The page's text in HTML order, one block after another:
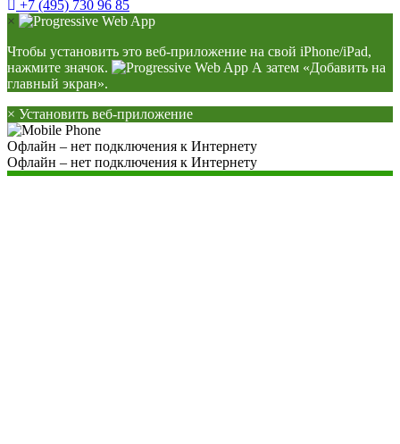
+7 (495) 730 96 85
×
Чтобы установить это веб-приложение на свой iPhone/iPad,
нажмите значок.
А затем «Добавить на
главный экран».
× Установить веб-приложение
Офлайн – нет подключения к Интернету
Офлайн – нет подключения к Интернету